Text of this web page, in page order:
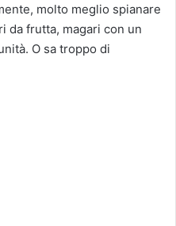
molto meglio spianare
da frutta, magari con un
O sa troppo di